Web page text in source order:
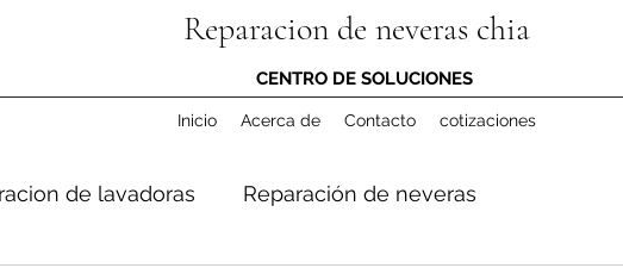
Reparacion de neveras chia
CENTRO DE SOLUCIONES
Inicio Acerca de Contacto cotizaciones
de lavadoras Reparación de neveras